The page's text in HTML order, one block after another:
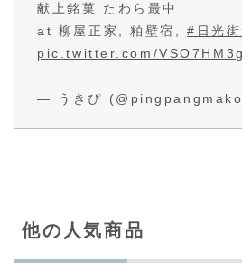
献上銘菓 たわら最中
at 柳屋正家, 粕壁宿,#日光街
pic.twitter.com/
— うきぴ
他の人気商品